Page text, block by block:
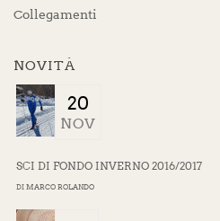
Collegamenti
NOVITÀ
20
NOV
SCI DI FONDO INVERNO 2016/2017
DI MARCO ROLANDO